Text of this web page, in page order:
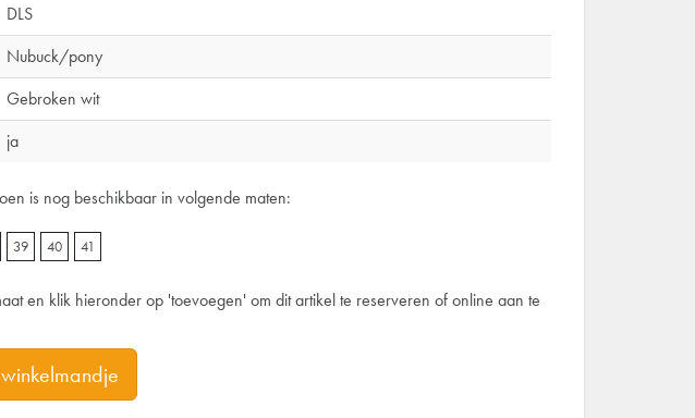
DLS
Nubuck/pony
Gebroken wit
ja
is nog beschikbaar in volgende maten:
39 40 41
en klik hieronder op 'toevoegen' om dit artikel te reserveren of online aan te